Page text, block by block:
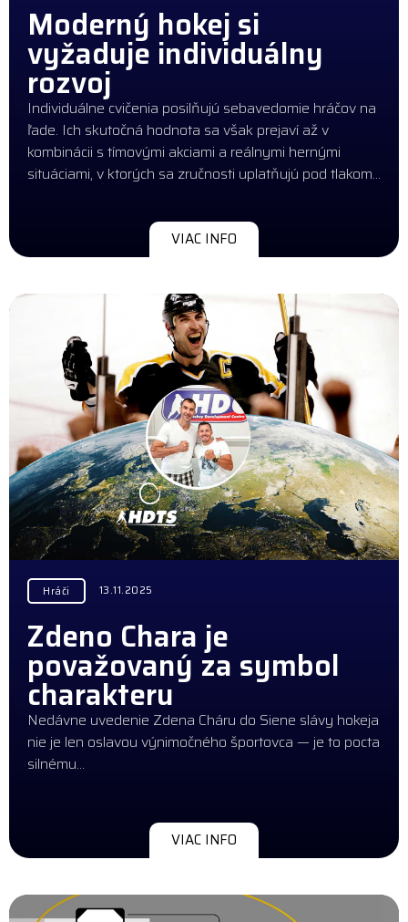
Moderný hokej si
vyžaduje individuálny
rozvoj
Individuálne cvičenia posilňujú sebavedomie hráčov na
ľade. Ich skutočná hodnota sa však prejaví až v
kombinácii s tímovými akciami a reálnymi hernými
situáciami, v ktorých sa zručnosti uplatňujú pod tlakom…
VIAC INFO
Hráči 13.11.2025
Zdeno Chara je
považovaný za symbol
charakteru
Nedávne uvedenie Zdena Cháru do Siene slávy hokeja
nie je len oslavou výnimočného športovca — je to pocta
silnému…
VIAC INFO